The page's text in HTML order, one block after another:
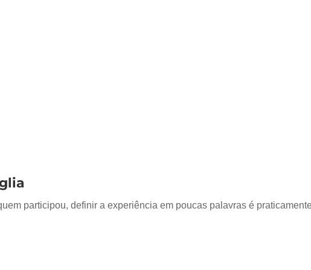
participou, definir a experiência em poucas palavras é